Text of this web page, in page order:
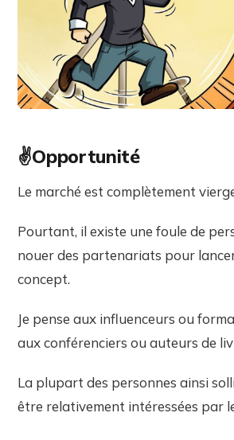
✌️Opportunité
Le marché est complètement
Pourtant, il existe une foule de
nouer des partenariats pour
concept.
Je pense aux influenceurs ou
aux conférenciers ou auteurs de
La plupart des personnes ainsi
être relativement intéressées par